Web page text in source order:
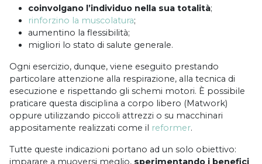
coinvolgano l’individuo nella sua totalità;
rinforzino la muscolatura;
aumentino la flessibilità;
migliori lo stato di salute generale.
Ogni esercizio, dunque, viene eseguito prestando
particolare attenzione alla respirazione, alla tecnica di
esecuzione e rispettando gli schemi motori. È possibile
praticare questa disciplina a corpo libero (Matwork)
oppure utilizzando piccoli attrezzi o su macchinari
appositamente realizzati come il reformer.
Tutte queste indicazioni portano ad un solo obiettivo:
imparare a muoversi meglio, sperimentando i benefici